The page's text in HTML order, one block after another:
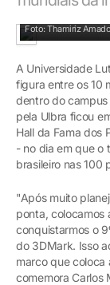
Foto: Thamiriz
A Universidade
figura entre os 10
dentro do campus
pela Ulbra ficou
Hall da Fama dos
- no dia em que o
brasileiro nas 100
"Após muito
ponta, colocamos
conquistarmos o
do 3DMark. Isso
marco que coloca
comemora Carlos